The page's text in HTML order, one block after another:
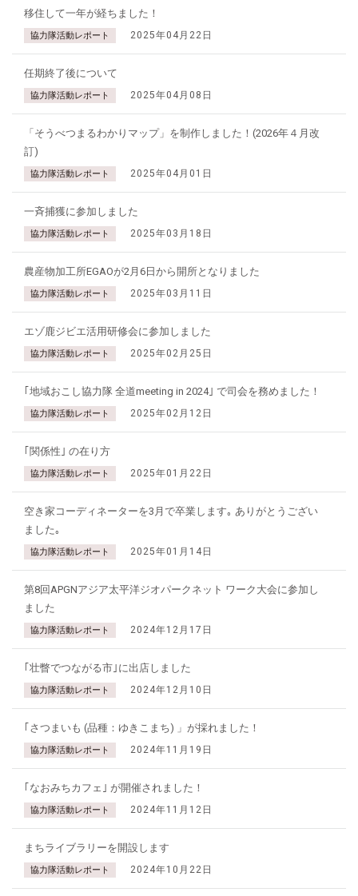
移住して一年が経ちました！
協力隊活動レポート 2025年04月22日
任期終了後について
協力隊活動レポート 2025年04月08日
「そうべつまるわかりマップ」を制作しました！(2026年４月改
訂)
協力隊活動レポート 2025年04月01日
一斉捕獲に参加しました
協力隊活動レポート 2025年03月18日
農産物加工所EGAOが2月6日から開所となりました
協力隊活動レポート 2025年03月11日
エゾ鹿ジビエ活用研修会に参加しました
協力隊活動レポート 2025年02月25日
｢地域おこし協力隊 全道meeting in 2024｣ で司会を務めました！
協力隊活動レポート 2025年02月12日
｢関係性｣ の在り方
協力隊活動レポート 2025年01月22日
空き家コーディネーターを3月で卒業します｡ ありがとうござい
ました｡
協力隊活動レポート 2025年01月14日
第8回APGNアジア太平洋ジオパークネット ワーク大会に参加し
ました
協力隊活動レポート 2024年12月17日
｢壮瞥でつながる市｣に出店しました
協力隊活動レポート 2024年12月10日
｢さつまいも (品種：ゆきこまち) 」が採れました！
協力隊活動レポート 2024年11月19日
｢なおみちカフェ｣ が開催されました！
協力隊活動レポート 2024年11月12日
まちライブラリーを開設します
協力隊活動レポート 2024年10月22日